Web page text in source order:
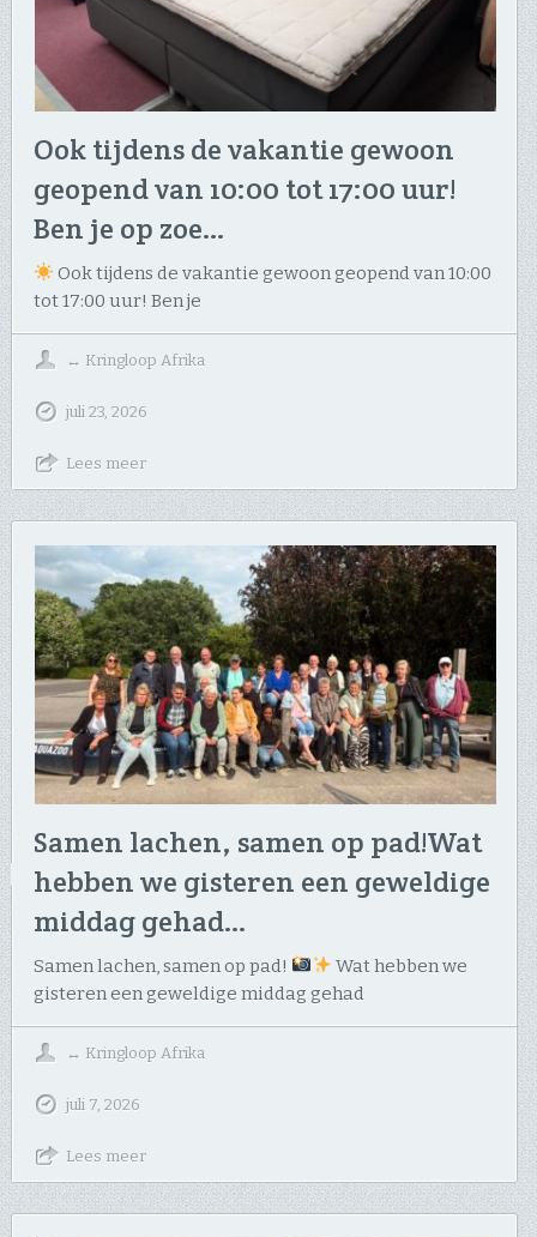
Ook tijdens de vakantie gewoon
geopend van 10:00 tot 17:00 uur! ​
Ben je op zoe…
Ook tijdens de vakantie gewoon geopend van 10:00
tot 17:00 uur! ​Ben je
↔ Kringloop Afrika
juli 23, 2026
Lees meer
Samen lachen, samen op pad! ​Wat
hebben we gisteren een geweldige
middag gehad…
Samen lachen, samen op pad!
​Wat hebben we
gisteren een geweldige middag gehad
↔ Kringloop Afrika
juli 7, 2026
Lees meer